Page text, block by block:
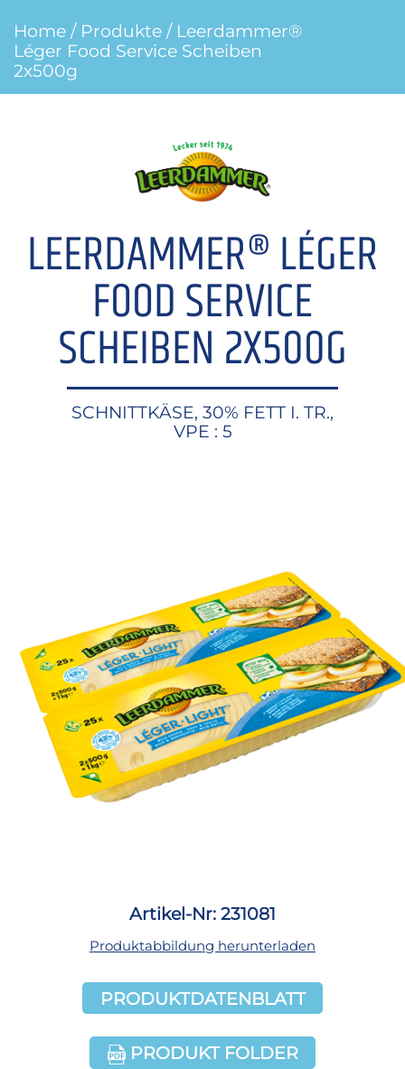
Home / Produkte / Leerdammer®
Léger Food Service Scheiben
2x500g
LEERDAMMER® LÉGER
FOOD SERVICE
SCHEIBEN 2X500G
SCHNITTKÄSE, 30% FETT I. TR.,
VPE : 5
Artikel-Nr: 231081
Produktabbildung herunterladen
PRODUKTDATENBLATT
PRODUKT FOLDER